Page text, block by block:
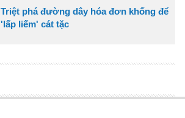
Triệt phá đường dây hóa đơn khống để
'lấp liếm' cát tặc